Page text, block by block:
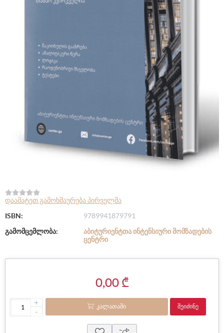
დაამატეთ გამოხმაურება პირველმა
ISBN:
9789941879791
გამომცემლობა:
ᲐᲑᲘᲢᲣᲠᲘᲔᲜᲢᲗᲐ ᲘᲜᲢᲔᲜᲡᲘᲣᲠᲘ ᲛᲝᲛᲖᲐᲓᲔᲑᲘᲡ
ᲪᲔᲜᲢᲠᲘ
0,00 ₾
+
-
ᲙᲐᲚᲐᲗᲐᲨᲘ ᲨᲔᲘᲫᲘᲜᲔ